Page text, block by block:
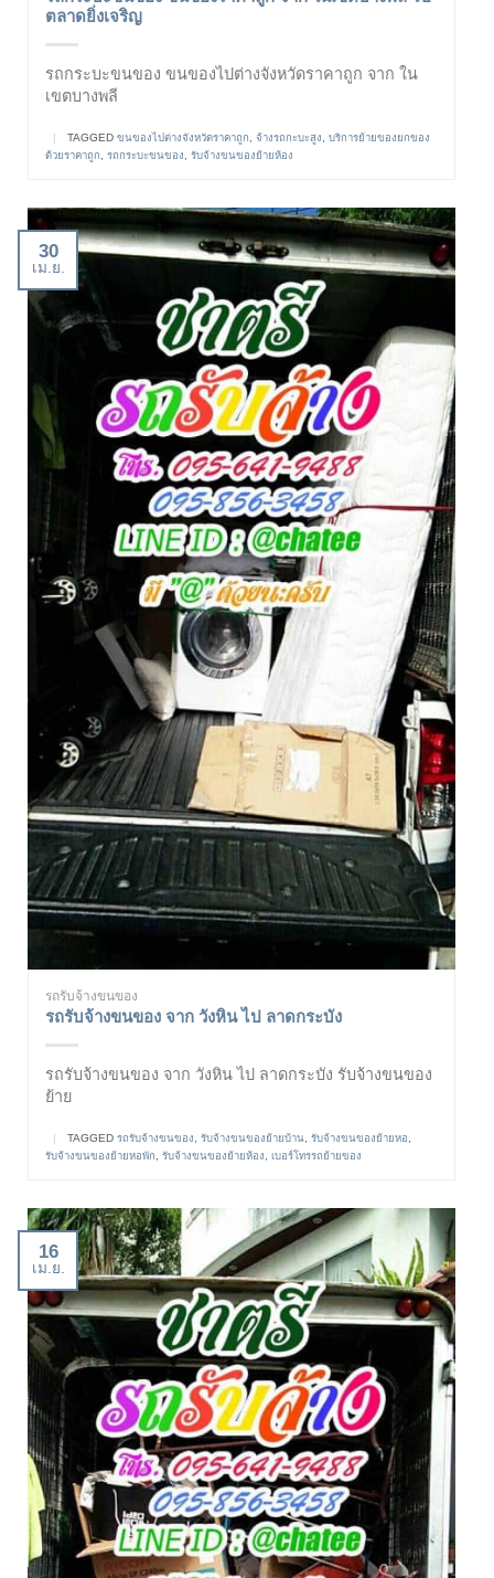
ตลาดยิ่งเจริญ
รถกระบะขนของ ขนของไปต่างจังหวัดราคาถูก จาก ใน
เขตบางพลี
| TAGGED ขนของไปต่างจังหวัดราคาถูก จ้างรถกะบะสูง
บริการย้ายของยกของ
ด้วยราคาถูก
รถกระบะขนของ รับจ้างขนของย้ายห้อง
30
เม.ย.
รถรับจ้างขนของ
รถรับจ้างขนของ จาก วังหิน ไป ลาดกระบัง
รถรับจ้างขนของ จาก วังหิน ไป ลาดกระบัง รับจ้างขนของ
ย้าย
| TAGGED รถรับจ้างขนของ รับจ้างขนของย้ายบ้าน รับจ้างขนของย้ายหอ
รับจ้างขนของย้ายหอพัก
รับจ้างขนของย้ายห้อง เบอร์โทรรถย้ายของ
16
เม.ย.